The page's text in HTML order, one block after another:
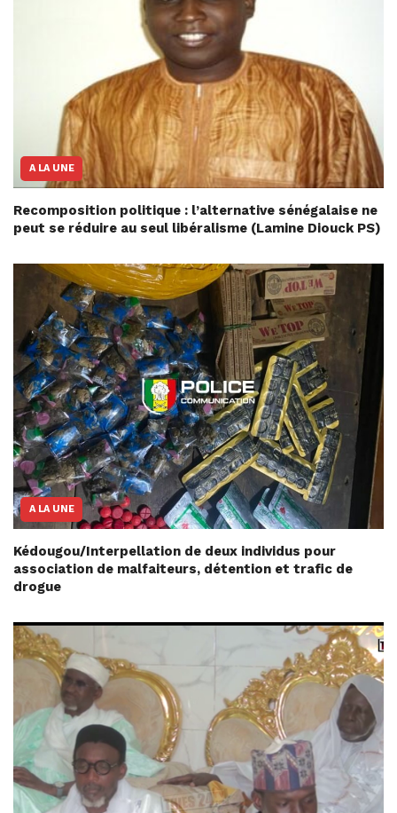
A LA UNE
Recomposition politique : l’alternative sénégalaise ne
peut se réduire au seul libéralisme (Lamine Diouck PS)
A LA UNE
Kédougou/Interpellation de deux individus pour
association de malfaiteurs, détention et trafic de
drogue